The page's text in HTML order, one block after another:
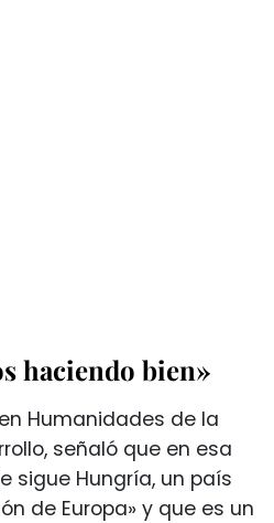
haciendo bien»
Humanidades de la
señaló que en esa
sigue Hungría, un país
de Europa» y que es un